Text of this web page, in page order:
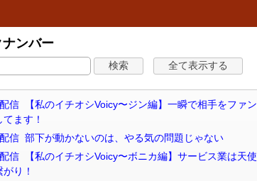
ンバー
信 【私のイチオシVoicy〜ジン編】一瞬で相手をファ
ます！
信 部下が動かないのは、やる気の問題じゃない
信 【私のイチオシVoicy〜ボニカ編】サービス業は天
り！